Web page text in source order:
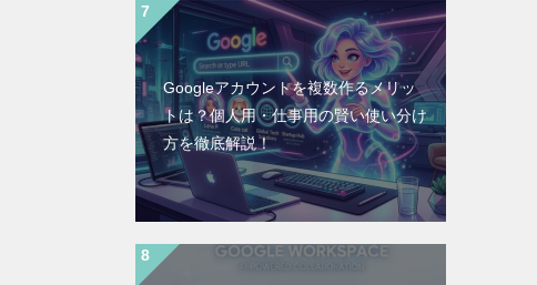
Googleアカウントを複数作るメリッ
トは？個人用・仕事用の賢い使い分け
方を徹底解説！